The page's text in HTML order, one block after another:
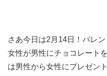
さあ今日は2月14日！バレ
女性が男性にチョコレート
は男性から女性にプレゼン